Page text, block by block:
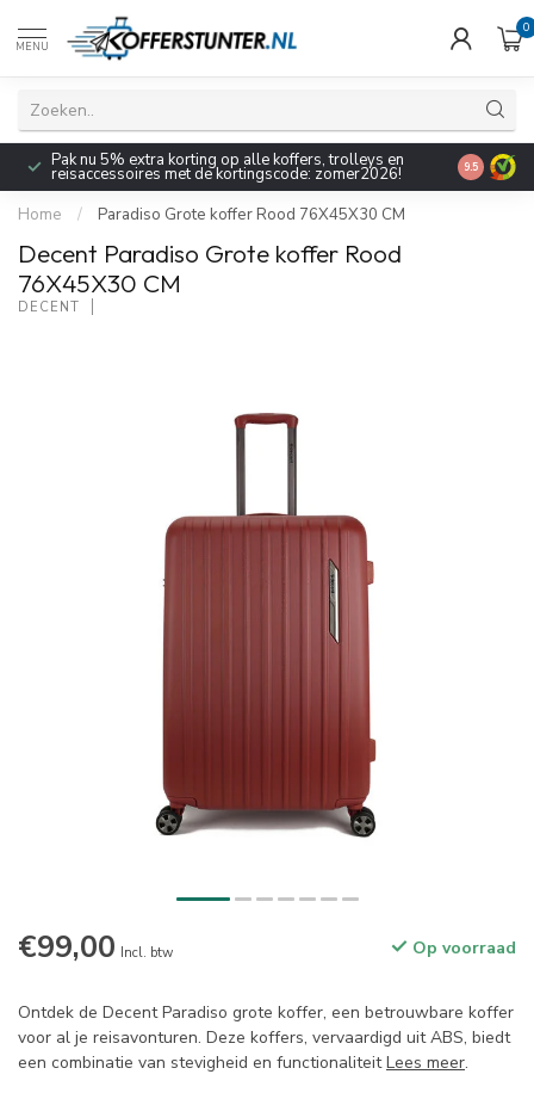
MENU
0
Pak nu 5% extra korting op alle koffers, trolleys en
reisaccessoires met de kortingscode: zomer2026! 9.5
Home / Paradiso Grote koffer Rood 76X45X30 CM
Decent Paradiso Grote koffer Rood
76X45X30 CM
DECENT
€99,00 Incl. btw Op voorraad
Ontdek de Decent Paradiso grote koffer, een betrouwbare koffer
voor al je reisavonturen. Deze koffers, vervaardigd uit ABS, biedt
een combinatie van stevigheid en functionaliteitLees meer.